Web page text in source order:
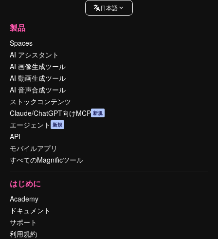
日本語
製品
Spaces
AI アシスタント
AI 画像生成ツール
AI 動画生成ツール
AI 音声合成ツール
ストックコンテンツ
Claude/ChatGPT向けMCP 新規
エージェント 新規
API
モバイルアプリ
すべてのMagnificツール
はじめに
Academy
ドキュメント
サポート
利用規約